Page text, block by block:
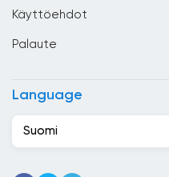
El Salvador
Georgia
Käyttöehdot
Palaute
Language
Suomi